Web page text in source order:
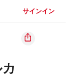
サインイン